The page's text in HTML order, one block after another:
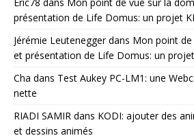
présentation de Life Domus: un projet
Jérémie Leuteneggerdans Mon point
et présentation de Life Domus: un
Cha dans Test Aukey PC-LM1: une
nette
RIADI SAMIR dans KODI: ajouter des
et dessins animés